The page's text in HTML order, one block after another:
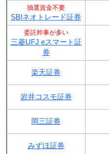
抽選資金不要
SBIネオトレード証券
委託幹事が多い
三菱UFJ eスマート証
券
楽天証券
岩井コスモ証券
岡三証券
みずほ証券